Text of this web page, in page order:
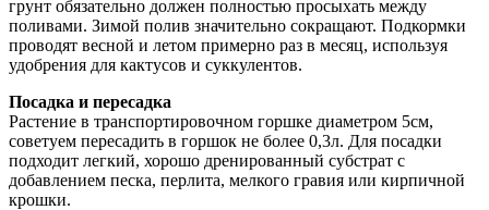
грунт обязательно должен полностью просыхать между
поливами. Зимой полив значительно сокращают. Подкормки
проводят весной и летом примерно раз в месяц, используя
удобрения для кактусов и суккулентов.
Посадка и пересадка
Растение в транспортировочном горшке диаметром 5см,
советуем пересадить в горшок не более 0,3л. Для посадки
подходит легкий, хорошо дренированный субстрат с
добавлением песка, перлита, мелкого гравия или кирпичной
крошки.